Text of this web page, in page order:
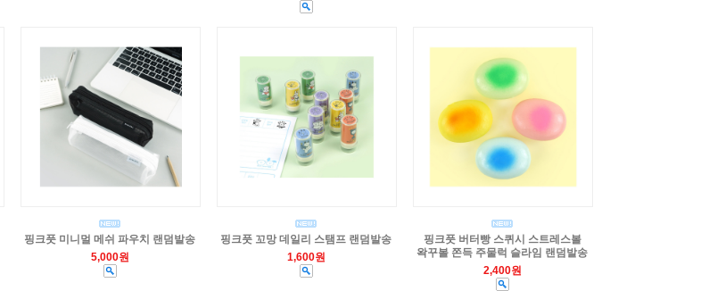
핑크풋 미니멀 메쉬 파우치 랜덤발송
5,000원
핑크풋 꼬망 데일리 스탬프 랜덤발송
1,600원
핑크풋 버터빵 스퀴시 스트레스볼
왁꾸볼 쫀득 주물럭 슬라임 랜덤발송
2,400원